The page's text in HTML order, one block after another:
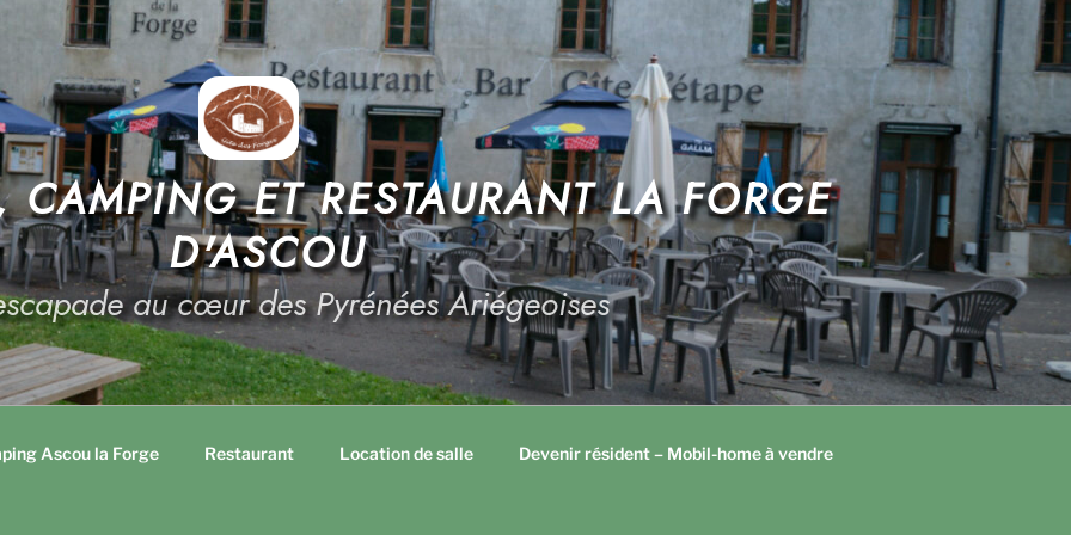
CAMPING ET RESTAURANT LA FORGE
D'ASCOU
au cœur des Pyrénées Ariégeoises
Ascou la Forge Restaurant Location de salle Devenir résident – Mobil-home à vendre